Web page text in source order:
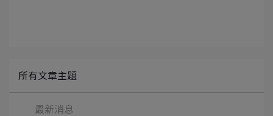
所有文章主題
最新消息